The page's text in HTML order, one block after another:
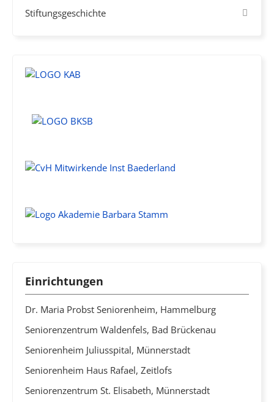
Stiftungsgeschichte
Einrichtungen
Dr. Maria Probst Seniorenheim, Hammelburg
Seniorenzentrum Waldenfels, Bad Brückenau
Seniorenheim Juliusspital, Münnerstadt
Seniorenheim Haus Rafael, Zeitlofs
Seniorenzentrum St. Elisabeth, Münnerstadt